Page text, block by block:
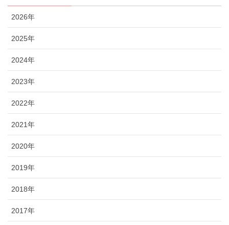
2026年
2025年
2024年
2023年
2022年
2021年
2020年
2019年
2018年
2017年